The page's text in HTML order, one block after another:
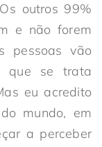
outros 99%
e não forem
pessoas vão
que se trata
eu acredito
mundo, em
a perceber